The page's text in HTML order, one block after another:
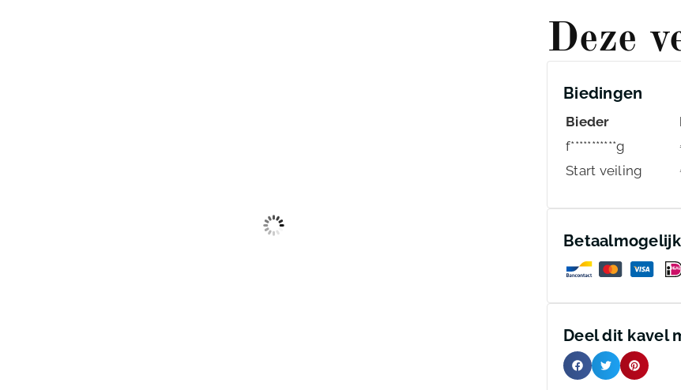
Deze
Biedingen
Bieder
f***********g
Start veiling
Deel dit kavel